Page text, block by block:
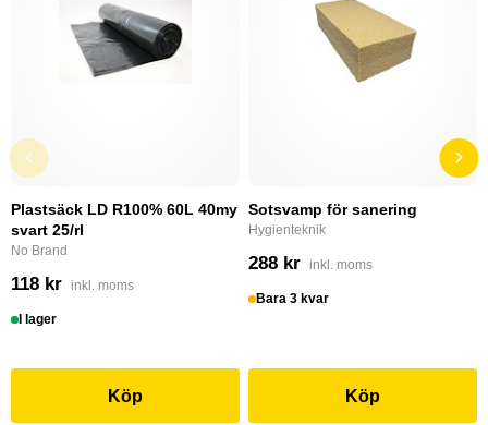
Plastsäck LD R100% 60L 40my
svart 25/rl
No Brand
118 kr inkl. moms
I lager
Köp
Sotsvamp för sanering
Hygienteknik
288 kr inkl. moms
Bara 3 kvar
Köp